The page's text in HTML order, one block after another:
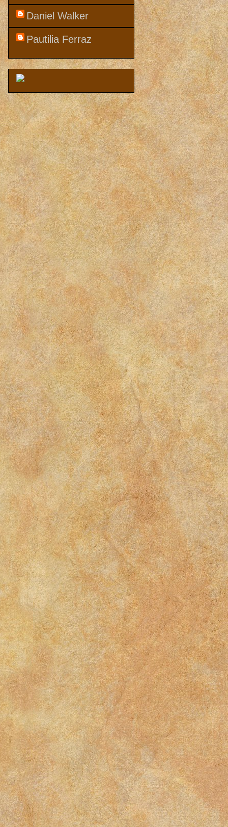
Daniel Walker
Pautilia Ferraz